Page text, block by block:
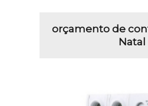
orçamento de
Natal